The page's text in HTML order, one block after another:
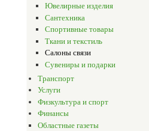
Ювелирные изделия
Сантехника
Спортивные товары
Ткани и текстиль
Салоны связи
Сувениры и подарки
Транспорт
Услуги
Физкультура и спорт
Финансы
Областные газеты